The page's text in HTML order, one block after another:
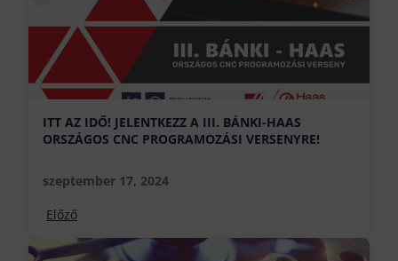
ITT AZ IDŐ! JELENTKEZZ A III. BÁNKI-HAAS
ORSZÁGOS CNC PROGRAMOZÁSI VERSENYRE!
szeptember 17, 2024
Előző